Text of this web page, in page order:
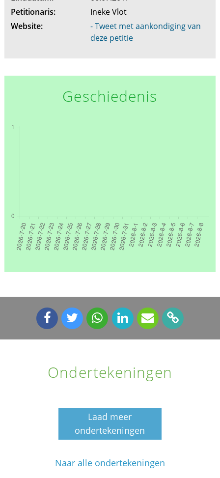
Petitionaris:
Ineke Vlot
Website:
- Tweet met aankondiging van
deze petitie
Geschiedenis
Ondertekeningen
Laad meer
ondertekeningen
Naar alle ondertekeningen